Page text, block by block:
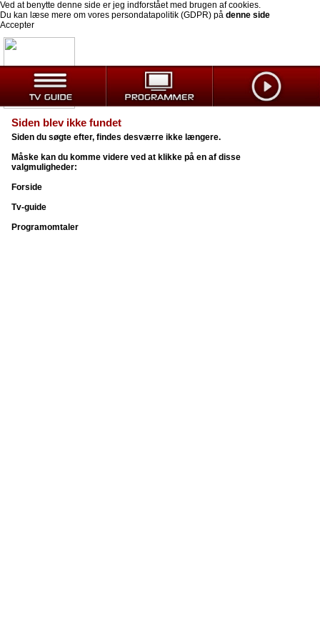
Ved at benytte denne side er jeg indforstået med brugen af cookies.
Du kan læse mere om vores persondatapolitik (GDPR) på denne side
Accepter
Siden blev ikke fundet
Siden du søgte efter, findes desværre ikke længere.
Måske kan du komme videre ved at klikke på en af disse
valgmuligheder:
Forside
Tv-guide
Programomtaler